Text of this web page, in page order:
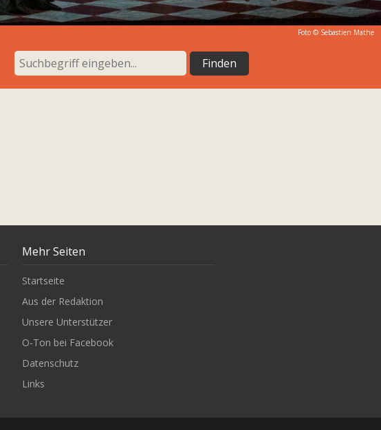
Foto © Sebastien Mathe
Mehr Seiten
Startseite
Aus der Redaktion
Unsere Unterstützer
O-Ton bei Facebook
Datenschutz
Links